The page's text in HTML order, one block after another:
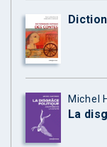
Michel
La